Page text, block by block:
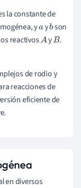
la constante de
ya ybson
reactivosA yB .
de rodio y
reacciones de
eficiente de
en diversos